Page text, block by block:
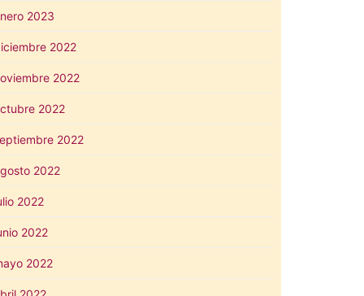
2023
2022
2022
2022
2022
2022
2022
2022
2022